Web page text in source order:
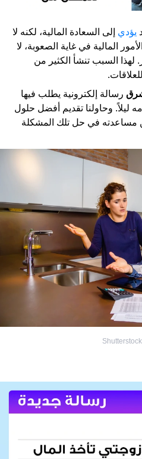
يؤدي إلى السعادة المالية، لكنه لا
المالية في غاية الصعوبة، لا
لهذا السبب تنشأ الكثير من
رسالة إلكترونية يطلب فيها
ليلاً. وحاولنا تقديم أفضل حلول
مساعدته في حل تلك المشكلة